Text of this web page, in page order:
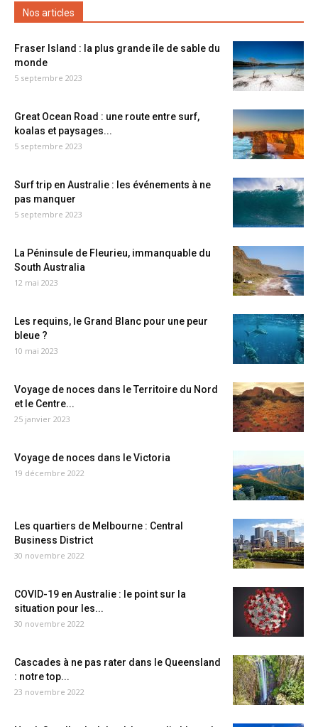
Nos articles
Fraser Island : la plus grande île de sable du
monde
5 septembre 2023
Great Ocean Road : une route entre surf,
koalas et paysages...
5 septembre 2023
Surf trip en Australie : les événements à ne
pas manquer
5 septembre 2023
La Péninsule de Fleurieu, immanquable du
South Australia
12 mai 2023
Les requins, le Grand Blanc pour une peur
bleue ?
10 mai 2023
Voyage de noces dans le Territoire du Nord
et le Centre...
25 janvier 2023
Voyage de noces dans le Victoria
19 décembre 2022
Les quartiers de Melbourne : Central
Business District
30 novembre 2022
COVID-19 en Australie : le point sur la
situation pour les...
30 novembre 2022
Cascades à ne pas rater dans le Queensland
: notre top...
23 novembre 2022